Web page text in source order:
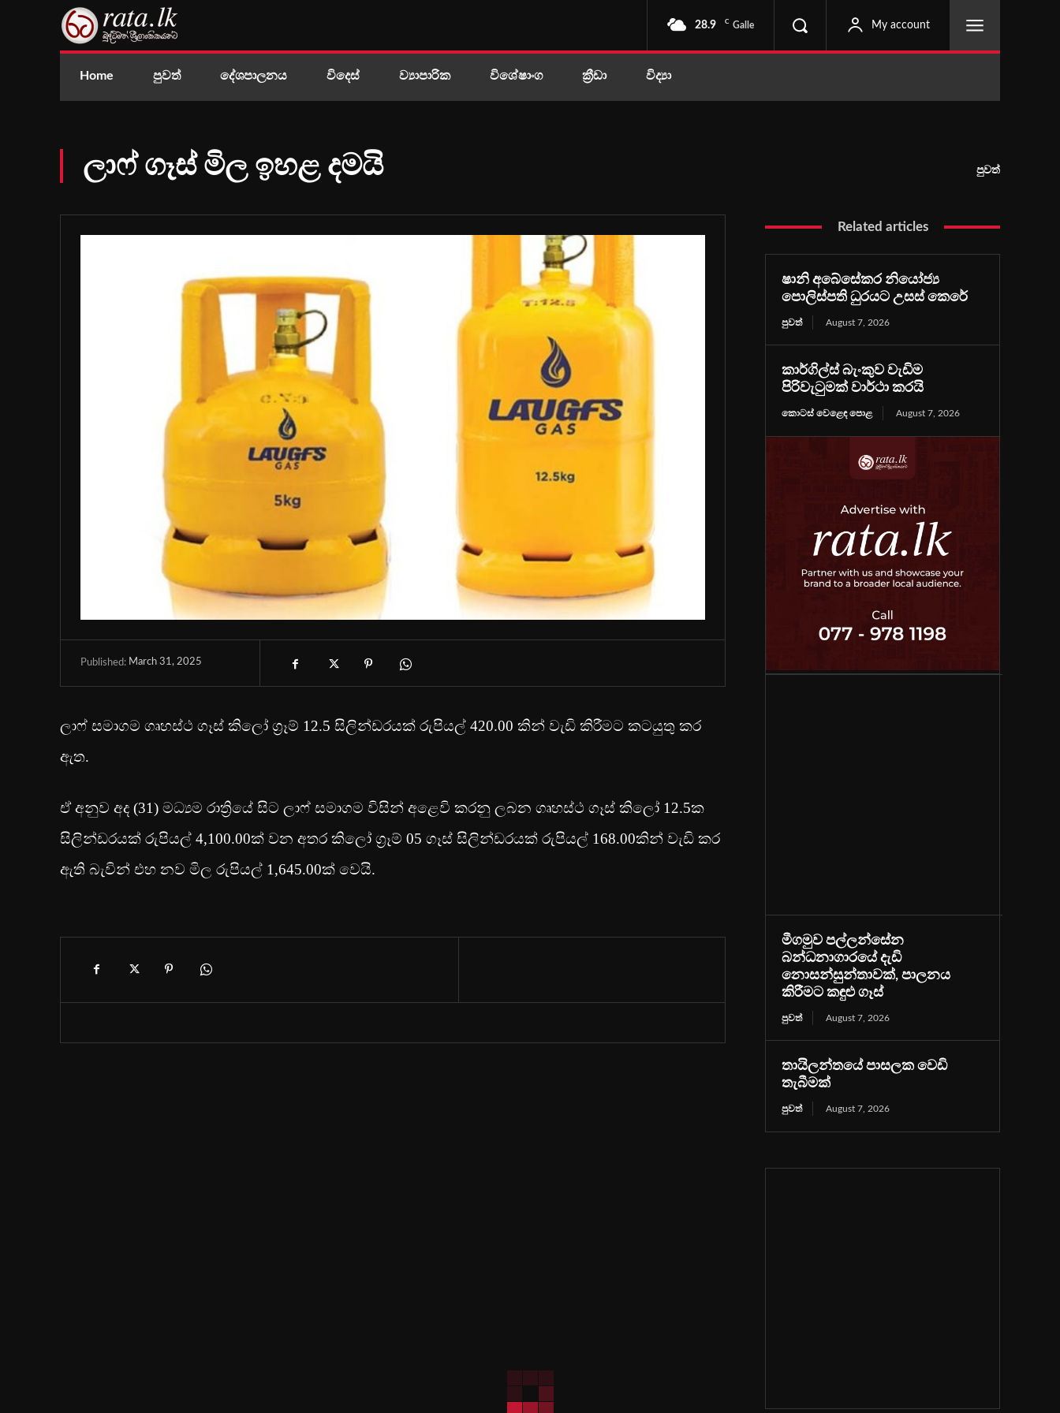
28.9 C Galle My account
Home පුවත් දේශපාලනය විදෙස් ව්‍යාපාරික විශේෂාංග ක්‍රීඩා විද්‍යා
ලාෆ් ගෑස් මිල ඉහළ දමයි පුවත්
Published: March 31, 2025
ලාෆ් සමාගම ගෘහස්ථ ගෑස් කිලෝ ග්‍රෑම් 12.5 සිලින්ඩරයක් රුපියල් 420.00 කින් වැඩි කිරීමට කටයුතු කර
ඇත.
ඒ අනුව අද (31) මධ්‍යම රාත්‍රියේ සිට ලාෆ් සමාගම විසින් අළෙවි කරනු ලබන ගෘහස්ථ ගෑස් කිලෝ 12.5ක
සිලින්ඩරයක් රුපියල් 4,100.00ක් වන අතර කිලෝ ග්‍රෑම් 05 ගෑස් සිලින්ඩරයක් රුපියල් 168.00කින් වැඩි කර
ඇති බැවින් එහ නව මිල රුපියල් 1,645.00ක් වෙයි.
Related articles
ෂානි අබේසේකර නියෝජ්‍ය
පොලිස්පති ධුරයට උසස් කෙරේ
පුවත් August 7, 2026
කාර්ගිල්ස් බැංකුව වැඩිම
පිරිවැටුමක් වාර්ථා කරයි
කොටස් වෙළෙඳ පොළ August 7, 2026
මීගමුව පල්ලන්සේන
බන්ධනාගාරයේ දැඩි
නොසන්සුන්තාවක්, පාලනය
කිරීමට කඳුළු ගෑස්
පුවත් August 7, 2026
තායිලන්තයේ පාසලක වෙඩි
තැබීමක්
පුවත් August 7, 2026